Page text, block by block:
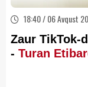
18:40 / 06 Avqust
Zaur TikTok-
- Turan